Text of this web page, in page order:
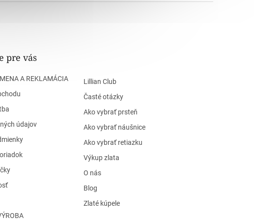
pre vás
A REKLAMÁCIA
údajov
Lillian Club
Časté otázky
Ako vybrať prsteň
Ako vybrať náušnice
Ako vybrať retiazku
Výkup zlata
O nás
Blog
Zlaté kúpele